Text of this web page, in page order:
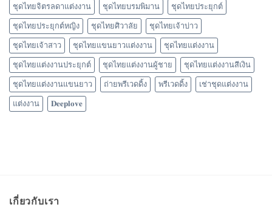
ชุดไทยจิตรลดาแต่งงาน ชุดไทยบรมพิมาน ชุดไทยประยุกต์
ชุดไทยประยุกต์หญิง ชุดไทยศิวาลัย ชุดไทยเจ้าบ่าว
ชุดไทยเจ้าสาว ชุดไทยแขนยาวแต่งงาน ชุดไทยแต่งงาน
ชุดไทยแต่งงานประยุกต์ ชุดไทยแต่งงานผู้ชาย ชุดไทยแต่งงานสีเงิน
ชุดไทยแต่งงานแขนยาว ถ่ายพรีเวดดิ้ง พรีเวดดิ้ง เช่าชุดแต่งงาน
แต่งงาน 𝐃𝐞𝐞𝐩𝐥𝐨𝐯𝐞
เกี่ยวกับเรา